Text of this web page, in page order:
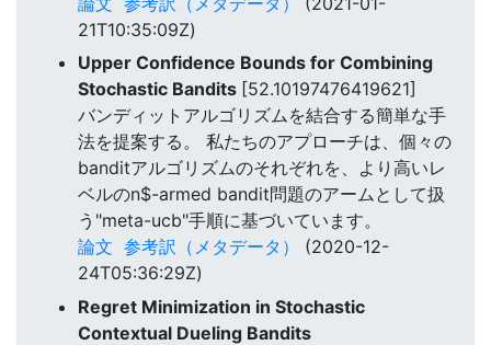
21T10:35:09Z)
Upper Confidence Bounds for Combining
Stochastic Bandits [52.10197476419621]
バンディットアルゴリズムを結合する簡単な手
法を提案する。 私たちのアプローチは、個々の
banditアルゴリズムのそれぞれを、より高いレ
ベルのn$-armed bandit問題のアームとして扱
う"meta-ucb"手順に基づいています。
論文 参考訳（メタデータ）
(2020-12-
24T05:36:29Z)
Regret Minimization in Stochastic
Contextual Dueling Bandits